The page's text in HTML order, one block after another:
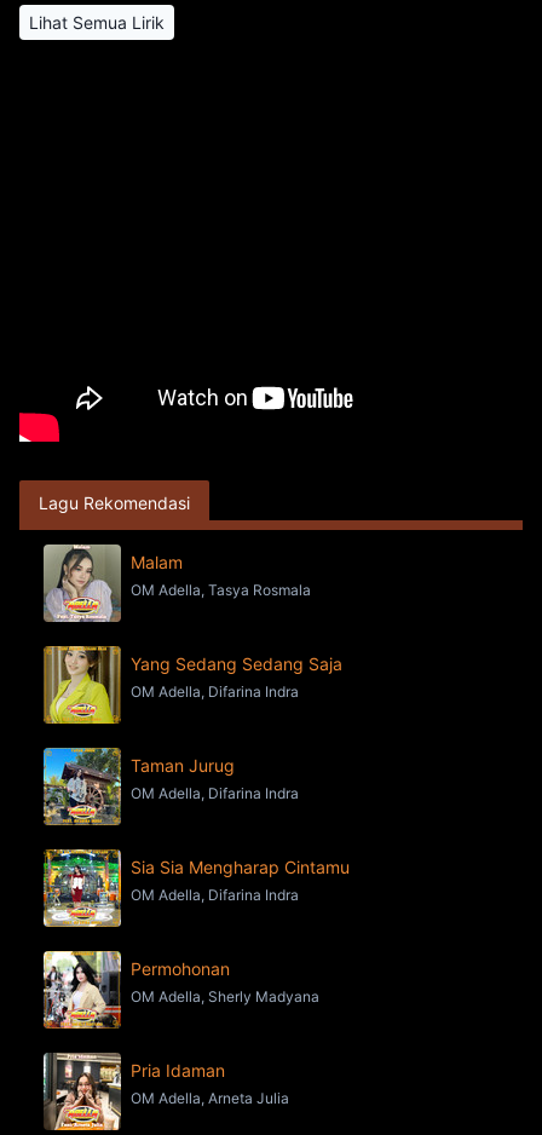
Lihat Semua Lirik
Lagu Rekomendasi
Malam
OM Adella, Tasya Rosmala
Yang Sedang Sedang Saja
OM Adella, Difarina Indra
Taman Jurug
OM Adella, Difarina Indra
Sia Sia Mengharap Cintamu
OM Adella, Difarina Indra
Permohonan
OM Adella, Sherly Madyana
Pria Idaman
OM Adella, Arneta Julia